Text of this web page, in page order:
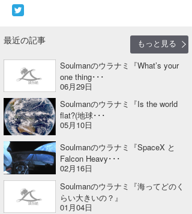
最近の記事
もっと見る
Soulmanのウラナミ『What’s your
one thing･･･
06月29日
Soulmanのウラナミ『Is the world
flat?(地球･･･
05月10日
Soulmanのウラナミ『SpaceX と
Falcon Heavy･･･
02月16日
Soulmanのウラナミ『海ってどのく
らい大きいの？』
01月04日